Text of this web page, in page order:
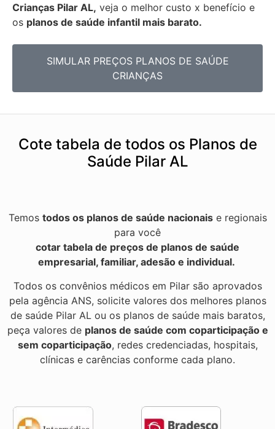
Crianças Pilar AL, veja o melhor custo x benefício e
os planos de saúde infantil mais barato.
SIMULAR PREÇOS PLANOS DE SAÚDE
CRIANÇAS
Cote tabela de todos os Planos de
Saúde Pilar AL
Temos todos os planos de saúde nacionaise regionais
para você
cotar tabela de preços de planos de saúde
empresarial, familiar, adesão e individual.
Todos os convênios médicos em Pilar são aprovados
pela agência ANS, solicite valores dos melhores planos
de saúde Pilar AL ou os planos de saúde mais baratos,
peça valores de planos de saúde com coparticipação e
sem coparticipação, redes credenciadas, hospitais,
clínicas e carências conforme cada plano.